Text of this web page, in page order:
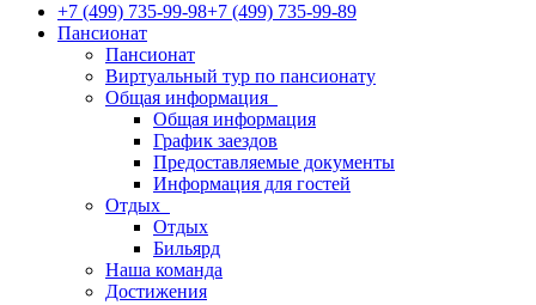
+7 (499) 735-99-98+7 (499) 735-99-89
Пансионат
Пансионат
Виртуальный тур по пансионату
Общая информация
Общая информация
График заездов
Предоставляемые документы
Информация для гостей
Отдых
Отдых
Бильярд
Наша команда
Достижения